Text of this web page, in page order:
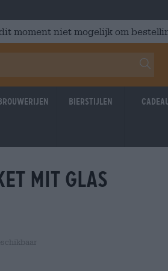
moment niet mogelijk om
Bierstijlen
- 16%
mit glas